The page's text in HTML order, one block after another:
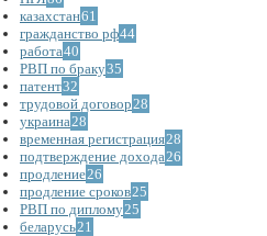
казахстан61
гражданство рф44
работа40
РВП по браку35
патент32
трудовой договор 28
украина 28
временная регистрация28
подтверждение дохода 26
продление26
продление сроков25
РВП по диплому25
беларусь21